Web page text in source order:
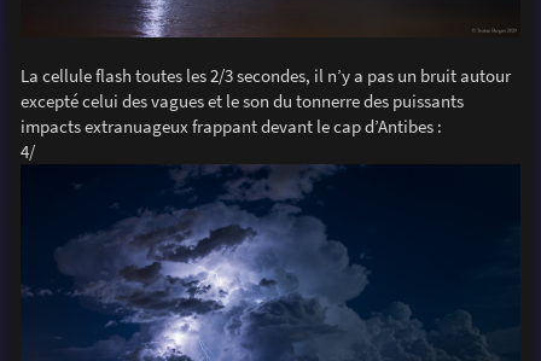
La cellule flash toutes les 2/3 secondes, il n’y a pas un bruit autour
excepté celui des vagues et le son du tonnerre des puissants
impacts extranuageux frappant devant le cap d’Antibes :
4/